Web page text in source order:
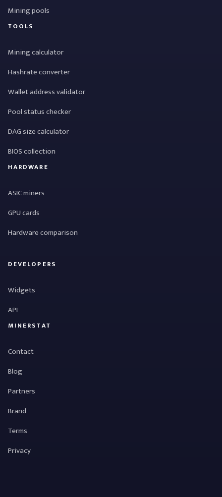
Mining pools
TOOLS
Mining calculator
Hashrate converter
Wallet address validator
Pool status checker
DAG size calculator
BIOS collection
HARDWARE
ASIC miners
GPU cards
Hardware comparison
DEVELOPERS
Widgets
API
MINERSTAT
Contact
Blog
Partners
Brand
Terms
Privacy